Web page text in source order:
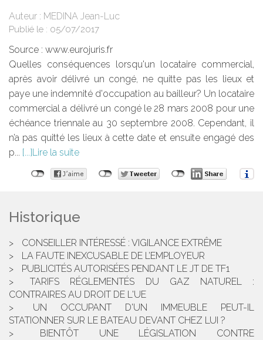
Auteur : MEDINA Jean-Luc
Publié le : 05/07/2017
Source : www.eurojuris.fr
Quelles conséquences lorsqu'un locataire commercial,
après avoir délivré un congé, ne quitte pas les lieux et
paye une indemnité d'occupation au bailleur? Un locataire
commercial a délivré un congé le 28 mars 2008 pour une
échéance triennale au 30 septembre 2008. Cependant, il
n’a pas quitté les lieux à cette date et ensuite engagé des
p...
Lire la suite
Historique
CONSEILLER INTÉRESSÉ : VIGILANCE EXTRÊME
LA FAUTE INEXCUSABLE DE L’EMPLOYEUR
PUBLICITÉS AUTORISÉES PENDANT LE JT DE TF1
TARIFS RÉGLEMENTÉS DU GAZ NATUREL :
CONTRAIRES AU DROIT DE L'UE
UN OCCUPANT D'UN IMMEUBLE PEUT-IL
STATIONNER SUR LE BATEAU DEVANT CHEZ LUI ?
BIENTÔT UNE LÉGISLATION CONTRE